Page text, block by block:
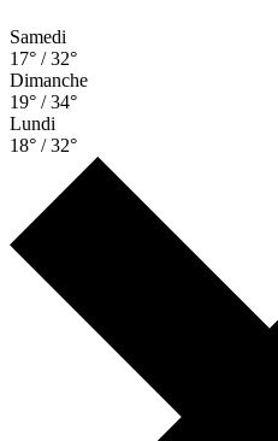
Samedi
17° / 32°
Dimanche
19° / 34°
Lundi
18° / 32°